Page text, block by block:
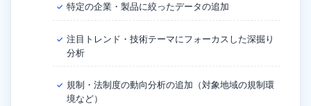
✓ 特定の企業・製品に絞ったデータの追加
✓ 注目トレンド・技術テーマにフォーカスした深掘り
分析
✓ 規制・法制度の動向分析の追加（対象地域の規制環
境など）